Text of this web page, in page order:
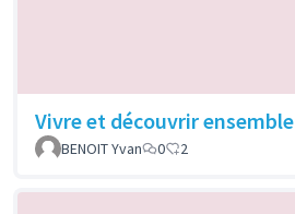
Vivre et découvrir ensemble
BENOIT Yvan
0 2